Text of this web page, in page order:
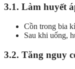
3.1. Làm huyết
Cồn trong bia
Sau khi uống,
3.2. Tăng nguy